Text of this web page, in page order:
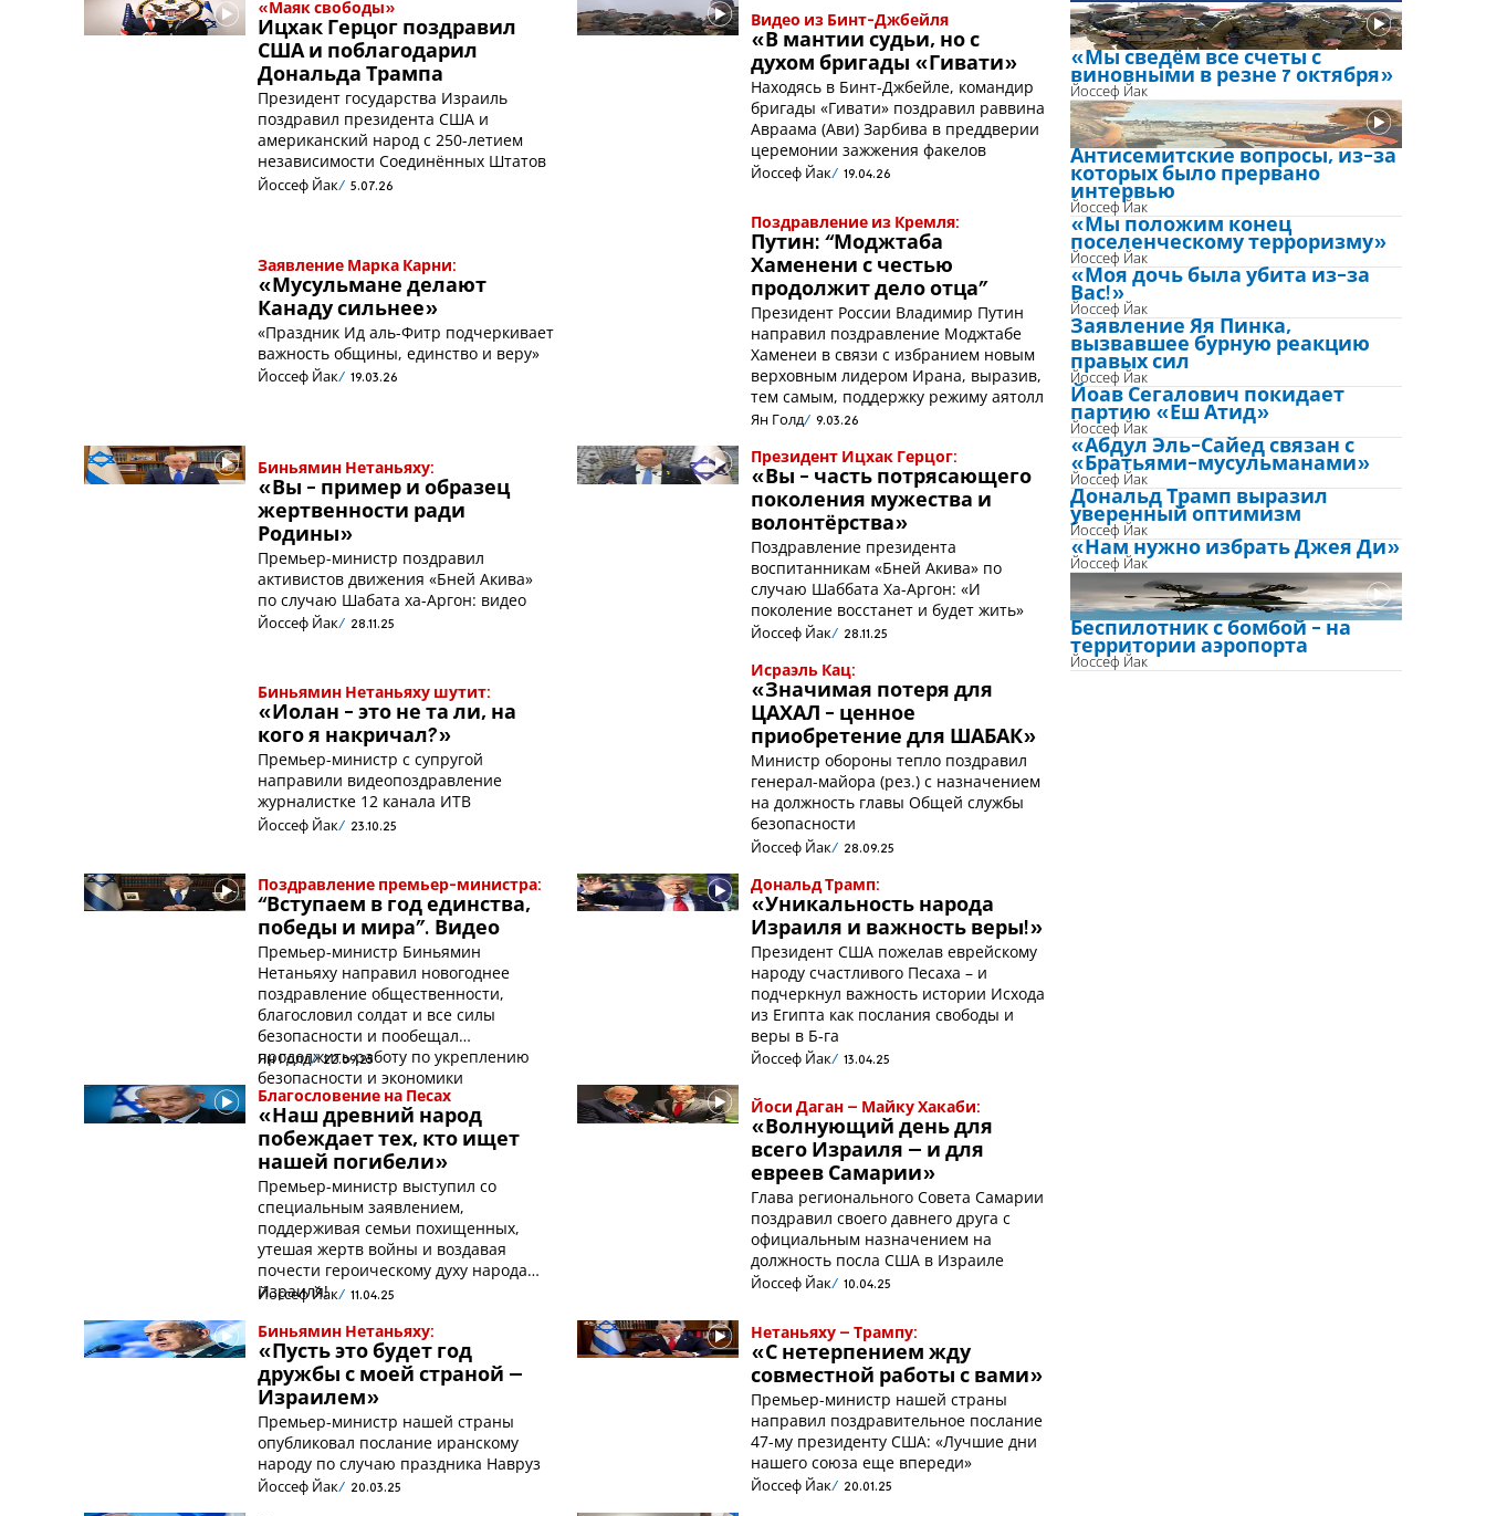
«Маяк свободы»
Ицхак Герцог поздравил
США и поблагодарил
Дональда Трампа
Президент государства Израиль
поздравил президента США и
американский народ с 250-летием
независимости Соединённых Штатов
Йоссеф Йак 5.07.26
Видео из Бинт-Джбейля
«В мантии судьи, но с
духом бригады «Гивати»
Находясь в Бинт-Джбейле, командир
бригады «Гивати» поздравил раввина
Авраама (Ави) Зарбива в преддверии
церемонии зажжения факелов
Йоссеф Йак 19.04.26
Заявление Марка Карни:
«Мусульмане делают
Канаду сильнее»
«Праздник Ид аль-Фитр подчеркивает
важность общины, единство и веру»
Йоссеф Йак 19.03.26
Поздравление из Кремля:
Путин: “Моджтаба
Хаменени с честью
продолжит дело отца"
Президент России Владимир Путин
направил поздравление Моджтабе
Хаменеи в связи с избранием новым
верховным лидером Ирана, выразив,
тем самым, поддержку режиму аятолл
Ян Голд 9.03.26
Биньямин Нетаньяху:
«Вы - пример и образец
жертвенности ради
Родины»
Премьер-министр поздравил
активистов движения «Бней Акива»
по случаю Шабата ха-Аргон: видео
Йоссеф Йак 28.11.25
Президент Ицхак Герцог:
«Вы - часть потрясающего
поколения мужества и
волонтёрства»
Поздравление президента
воспитанникам «Бней Акива» по
случаю Шаббата Ха-Аргон: «И
поколение восстанет и будет жить»
Йоссеф Йак 28.11.25
Биньямин Нетаньяху шутит:
«Иолан - это не та ли, на
кого я накричал?»
Премьер-министр с супругой
направили видеопоздравление
журналистке 12 канала ИТВ
Йоссеф Йак 23.10.25
Исраэль Кац:
«Значимая потеря для
ЦАХАЛ - ценное
приобретение для ШАБАК»
Министр обороны тепло поздравил
генерал-майора (рез.) с назначением
на должность главы Общей службы
безопасности
Йоссеф Йак 28.09.25
Поздравление премьер-министра:
“Вступаем в год единства,
победы и мира”. Видео
Премьер-министр Биньямин
Нетаньяху направил новогоднее
поздравление общественности,
благословил солдат и все силы
безопасности и пообещал
продолжить работу по укреплению
безопасности и экономики
Ян Голд 22.09.25
Дональд Трамп:
«Уникальность народа
Израиля и важность веры!»
Президент США пожелав еврейскому
народу счастливого Песаха – и
подчеркнул важность истории Исхода
из Египта как послания свободы и
веры в Б-га
Йоссеф Йак 13.04.25
Благословение на Песах
«Наш древний народ
побеждает тех, кто ищет
нашей погибели»
Премьер-министр выступил со
специальным заявлением,
поддерживая семьи похищенных,
утешая жертв войны и воздавая
почести героическому духу народа
Израиля!
Йоссеф Йак 11.04.25
Йоси Даган – Майку Хакаби:
«Волнующий день для
всего Израиля – и для
евреев Самарии»
Глава регионального Совета Самарии
поздравил своего давнего друга с
официальным назначением на
должность посла США в Израиле
Йоссеф Йак 10.04.25
Биньямин Нетаньяху:
«Пусть это будет год
дружбы с моей страной –
Израилем»
Премьер-министр нашей страны
опубликовал послание иранскому
народу по случаю праздника Навруз
Йоссеф Йак 20.03.25
Нетаньяху – Трампу:
«С нетерпением жду
совместной работы с вами»
Премьер-министр нашей страны
направил поздравительное послание
47-му президенту США: «Лучшие дни
нашего союза еще впереди»
Йоссеф Йак 20.01.25
«Мы сведём все счеты с
виновными в резне 7 октября»
Йоссеф Йак
Антисемитские вопросы, из-за
которых было прервано
интервью
Йоссеф Йак
«Мы положим конец
поселенческому терроризму»
Йоссеф Йак
«Моя дочь была убита из-за
Вас!»
Йоссеф Йак
Заявление Яя Пинка,
вызвавшее бурную реакцию
правых сил
Йоссеф Йак
Йоав Сегалович покидает
партию «Еш Атид»
Йоссеф Йак
«Абдул Эль-Сайед связан с
«Братьями-мусульманами»
Йоссеф Йак
Дональд Трамп выразил
уверенный оптимизм
Йоссеф Йак
«Нам нужно избрать Джея Ди»
Йоссеф Йак
Беспилотник с бомбой - на
территории аэропорта
Йоссеф Йак